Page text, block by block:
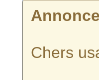
Annonce
Chers